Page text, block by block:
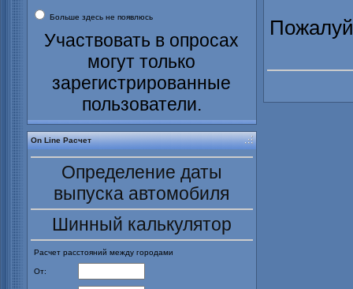
Больше здесь не появлюсь
Участвовать в опросах
могут только
зарегистрированные
пользователи.
On Line Расчет
Определение даты
выпуска автомобиля
Шинный калькулятор
Расчет расстояний между городами
От: